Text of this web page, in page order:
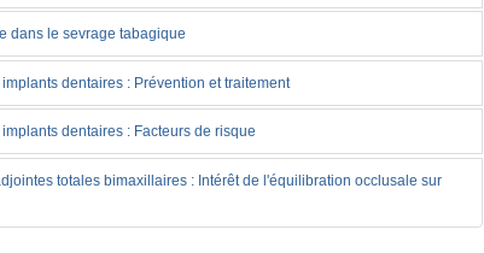
dans le sevrage tabagique
dentaires : Prévention et traitement
dentaires : Facteurs de risque
totales bimaxillaires : Intérêt de l'équilibration occlusale sur